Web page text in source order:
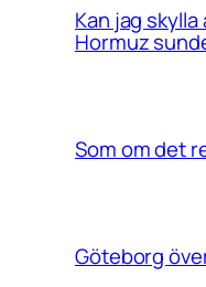
Kan jag skylla
Hormuz
Som om det
Göteborg